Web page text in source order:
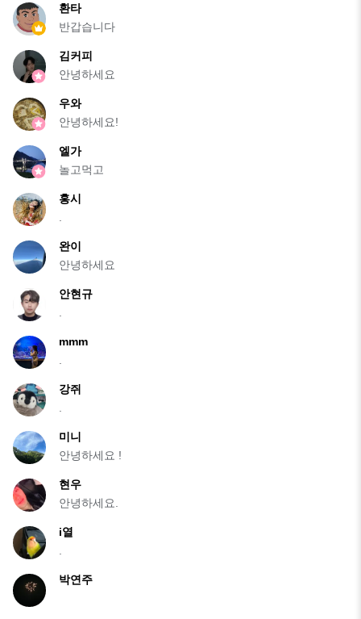
환타
반갑습니다
김커피
안녕하세요
우와
안녕하세요!
엘가
놀고먹고
홍시
완이
안녕하세요
안현규
mmm
강쥐
미니
안녕하세요 !
현우
안녕하세요.
i열
박연주